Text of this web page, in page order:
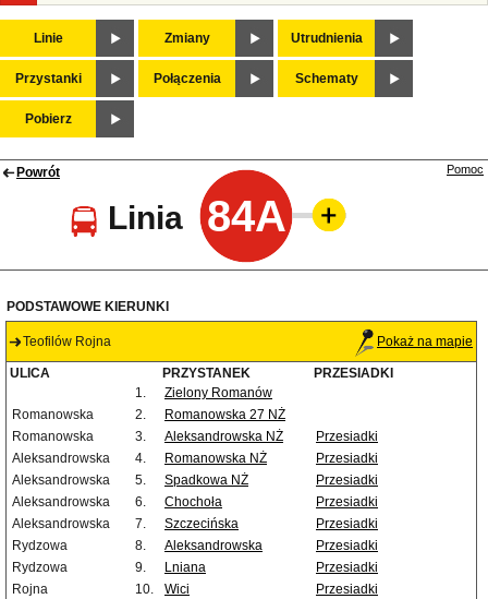
Linie Zmiany Utrudnienia
Przystanki Połączenia Schematy
Pobierz
Powrót
Linia 84A
Pomoc
PODSTAWOWE KIERUNKI
Teofilów Rojna Pokaż na mapie
ULICA PRZYSTANEK
PRZESIADKI
1.
Zielony Romanów
Romanowska
2.
Romanowska 27 NŻ
Romanowska
3. Aleksandrowska NŻ
Przesiadki
Aleksandrowska
4. Romanowska NŻ
Przesiadki
Aleksandrowska
5. Spadkowa NŻ
Przesiadki
Aleksandrowska
6. Chochoła
Przesiadki
Aleksandrowska
7. Szczecińska
Przesiadki
Rydzowa
8. Aleksandrowska
Przesiadki
Rydzowa
9. Lniana
Przesiadki
Rojna
10. Wici
Przesiadki